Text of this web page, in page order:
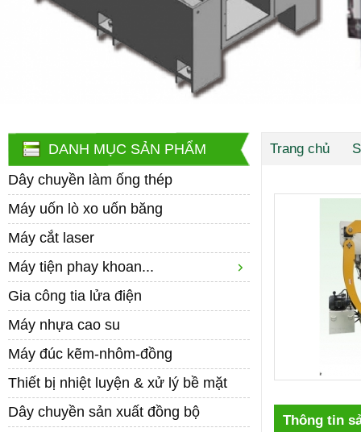
DANH MỤC SẢN PHẨM
Dây chuyền làm ống thép
Máy uốn lò xo uốn băng
Máy cắt laser
Máy tiện phay khoan...
Gia công tia lửa điện
Máy nhựa cao su
Máy đúc kẽm-nhôm-đồng
Thiết bị nhiệt luyện & xử lý bề mặt
Dây chuyền sản xuất đồng bộ
Trang chủ
Thông tin